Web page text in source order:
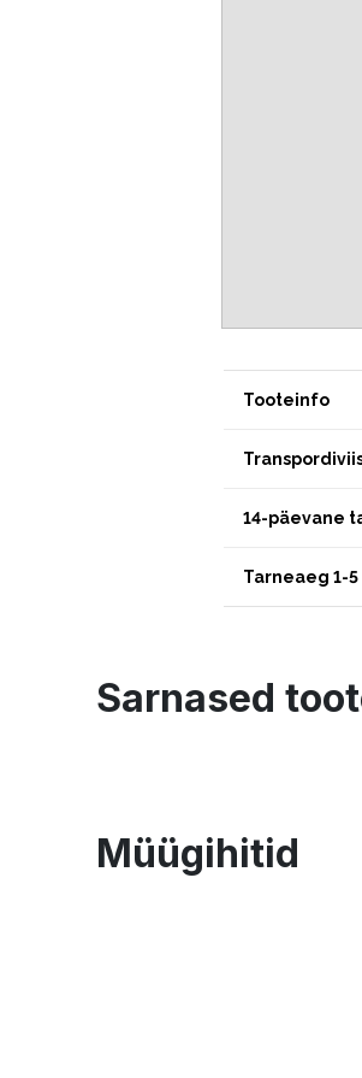
Tooteinfo
14-päevane
Tarneaeg 1-
Sarnased
Müügihitid